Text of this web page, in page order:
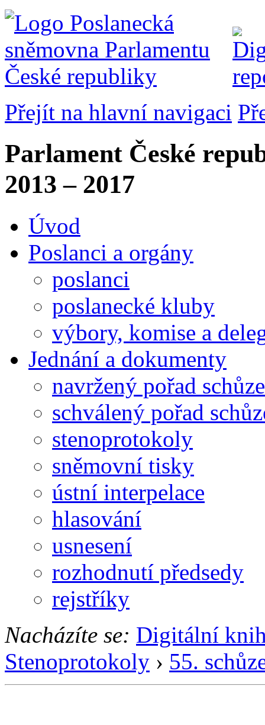
Přejít na hlavní navigaci
Parlament České
2013 – 2017
Úvod
Poslanci a orgány
poslanci
poslanecké kluby
výbory, komise a
Jednání a dokumenty
navržený pořad schůze
schválený pořad
stenoprotokoly
sněmovní tisky
ústní interpelace
hlasování
usnesení
rozhodnutí předsedy
rejstříky
Nacházíte se: Digitální
Stenoprotokoly › 55.